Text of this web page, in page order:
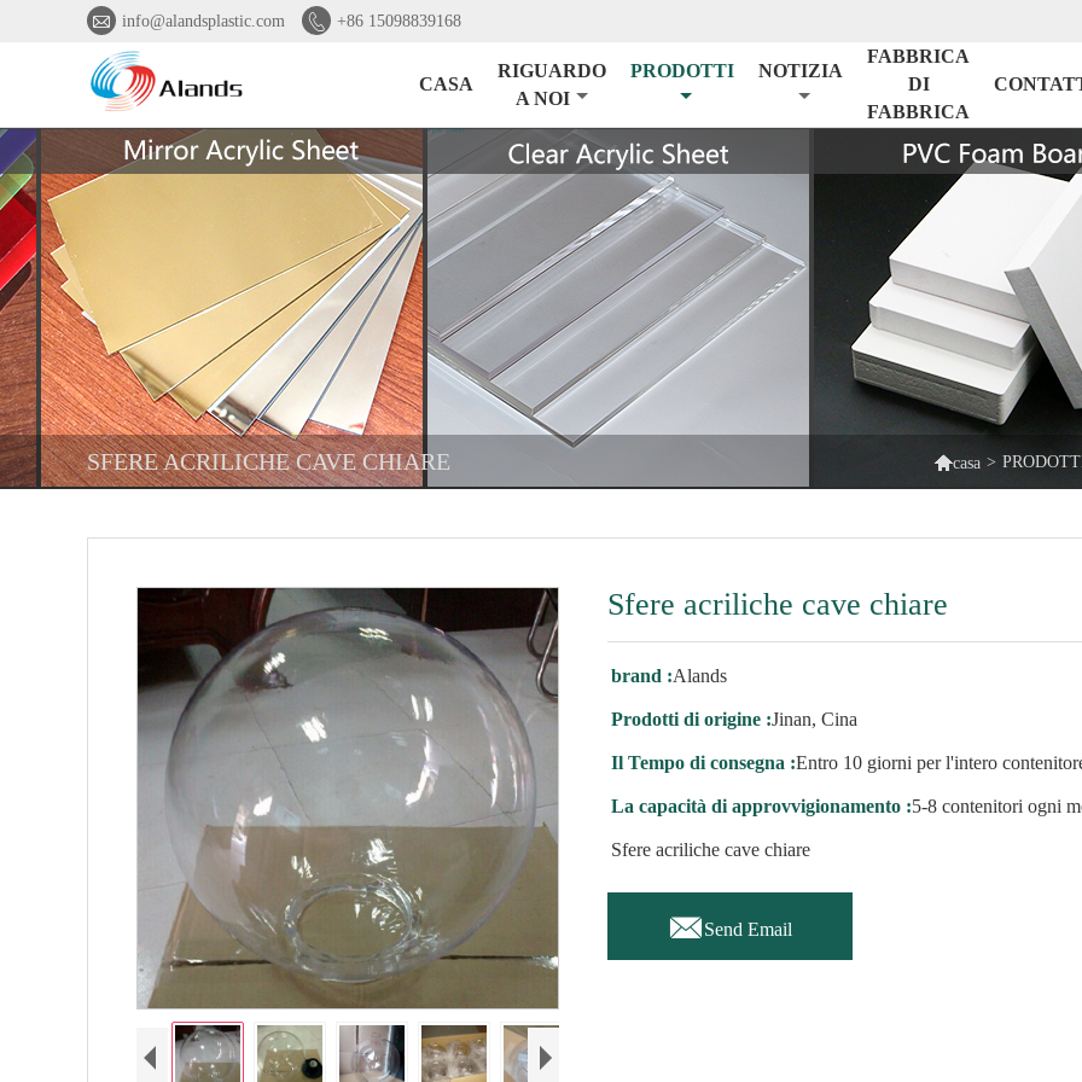
 info@alandsplastic.com  +86 15098839168
CASA
RIGUARDO
A NOI
PRODOTTI NOTIZIA
FABBRICA
DI
FABBRICA
SFERE ACRILICHE CAVE CHIARE casa >
Sfere acriliche cave chiare
brand :Alands
Prodotti di origine :Jinan, Cina
Il Tempo di consegna :Entro 10 giorni per l'intero
La capacità di approvvigionamento :5-8 contenitori ogni
Sfere acriliche cave chiare
Send Email